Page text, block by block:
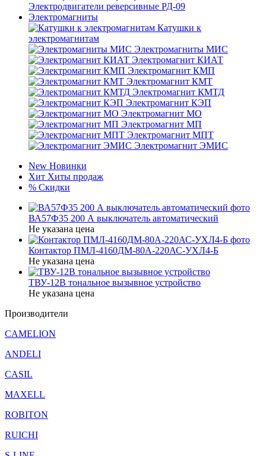
Электродвигатели реверсивные РД-09
Электромагниты
Катушки к
электромагнитам
Электромагниты МИС
Электромагнит КИАТ
Электромагнит КМП
Электромагнит КМТ
Электромагнит КМТД
Электромагнит КЭП
Электромагнит МО
Электромагнит МП
Электромагнит МПТ
Электромагнит ЭМИС
New Новинки
Хит Хиты продаж
% Скидки
ВА57Ф35 200 А выключатель автоматический
Не указана цена
Контактор ПМЛ-4160ДМ-80А-220АС-УХЛ4-Б
Не указана цена
ТВУ-12В тональное вызывное устройство
Не указана цена
Производители
CAMELION
ANDELI
CASIL
MAXELL
ROBITON
RUICHI